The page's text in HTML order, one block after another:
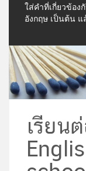
ใส่คำที่เกี่ยวข้อง
อังกฤษ เป็นต้น แ
เรียน